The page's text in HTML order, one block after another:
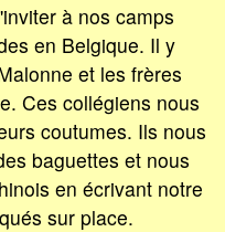
à nos camps
en Belgique. Il y
et les frères
Ces collégiens nous
coutumes. Ils nous
baguettes et nous
en écrivant notre
sur place.